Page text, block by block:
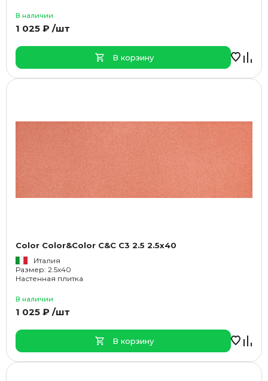
В наличии
1 025 ₽ /шт
В корзину
Color Color&Color C&C C3 2.5 2.5x40
Италия
Размер: 2.5x40
Настенная плитка
В наличии
1 025 ₽ /шт
В корзину